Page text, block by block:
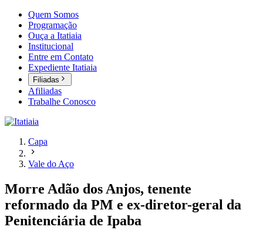
Quem Somos
Programação
Ouça a Itatiaia
Institucional
Entre em Contato
Expediente Itatiaia
Filiadas
Afiliadas
Trabalhe Conosco
Capa
Vale do Aço
Morre Adão dos Anjos, tenente
reformado da PM e ex-diretor-geral da
Penitenciária de Ipaba